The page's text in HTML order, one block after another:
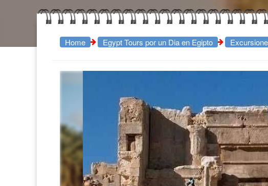
Home Egypt Tours por un Dia en Egipto